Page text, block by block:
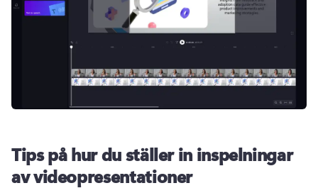
Tips på hur du ställer in inspelningar
av videopresentationer